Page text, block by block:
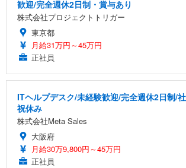
歓迎/完全週休2日制・賞与あり
株式会社プロジェクトトリガー
東京都
月給31万円～45万円
正社員
ITヘルプデスク/未経験歓迎/完全週休2日制/
祝休み
株式会社Meta Sales
大阪府
月給30万9,800円～45万円
正社員